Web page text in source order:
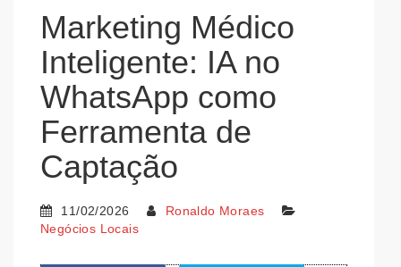
Marketing Médico
Inteligente: IA no
WhatsApp como
Ferramenta de
Captação
11/02/2026
Ronaldo Moraes
Negócios Locais